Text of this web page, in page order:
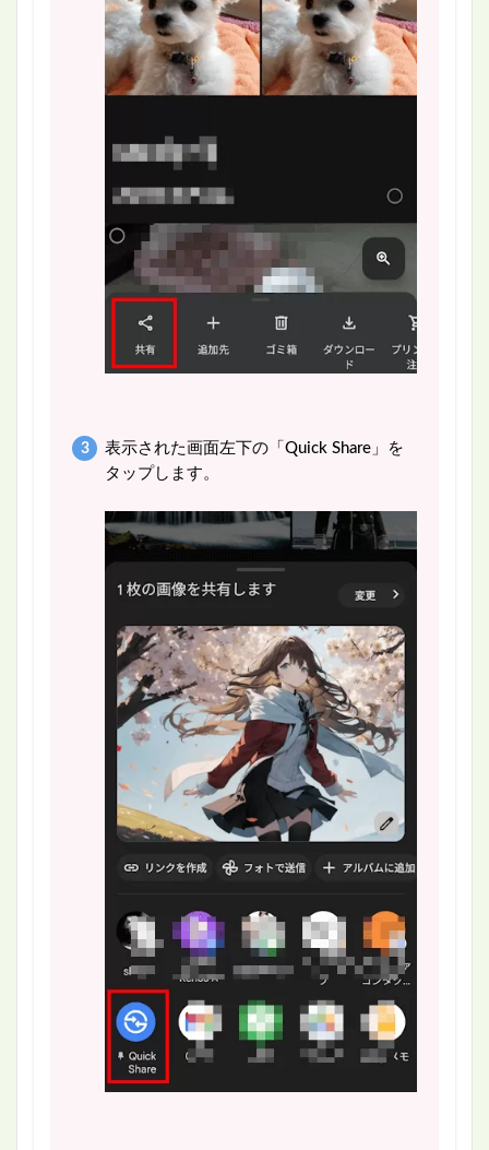
表示された画面左下の「Quick Share」を
タップします。